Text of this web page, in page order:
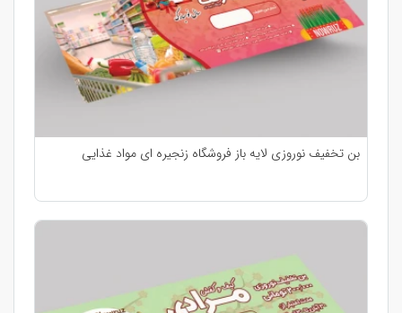
بن تخفیف نوروزی لایه باز فروشگاه زنجیره ای مواد غذایی